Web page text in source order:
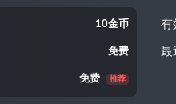
10金币
免费
免费 推荐
有
最